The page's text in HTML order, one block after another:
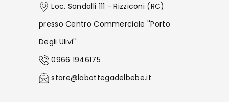
Loc. Sandalli 111 - Rizziconi (RC)
presso Centro Commerciale ''Porto
Degli Ulivi''
0966 1946175
store@labottegadelbebe.it